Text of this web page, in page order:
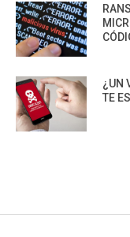
¿UN
TE